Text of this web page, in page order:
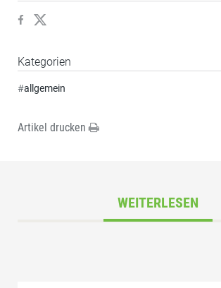
Kategorien
#allgemein
Artikel drucken
WEITERLESEN